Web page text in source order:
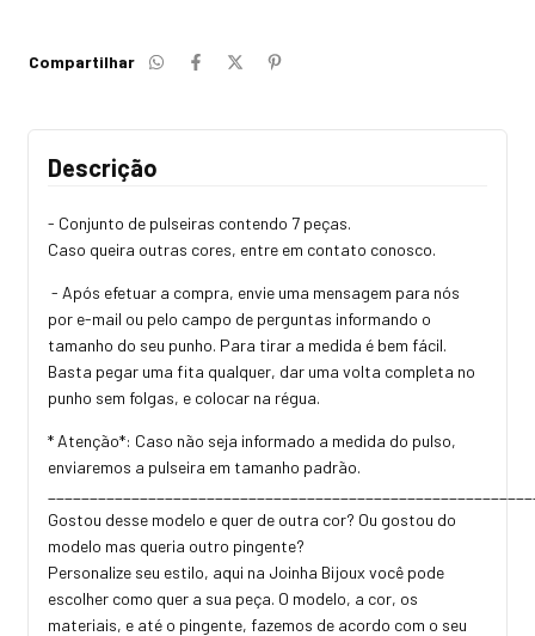
Compartilhar
Descrição
- Conjunto de pulseiras contendo 7 peças.
Caso queira outras cores, entre em contato conosco.
- Após efetuar a compra, envie uma mensagem para nós
por e-mail ou pelo campo de perguntas informando o
tamanho do seu punho. Para tirar a medida é bem fácil.
Basta pegar uma fita qualquer, dar uma volta completa no
punho sem folgas, e colocar na régua.
* Atenção*: Caso não seja informado a medida do pulso,
enviaremos a pulseira em tamanho padrão.
Gostou desse modelo e quer de outra cor? Ou gostou do
modelo mas queria outro pingente?
Personalize seu estilo, aqui na Joinha Bijoux você pode
escolher como quer a sua peça. O modelo, a cor, os
materiais, e até o pingente, fazemos de acordo com o seu